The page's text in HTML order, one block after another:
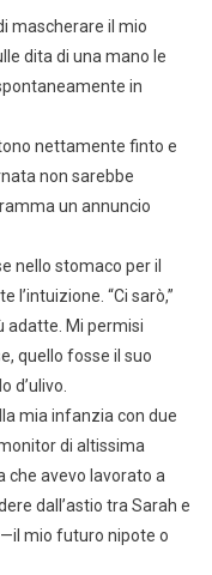
mascherare il mio
dita di una mano le
in
nettamente finto e
non sarebbe
un annuncio
nello stomaco per il
“Ci sarò,”
adatte. Mi permisi
quello fosse il suo
d’ulivo.
mia infanzia con due
di altissima
che avevo lavorato a
dall’astio tra Sarah e
mio futuro nipote o